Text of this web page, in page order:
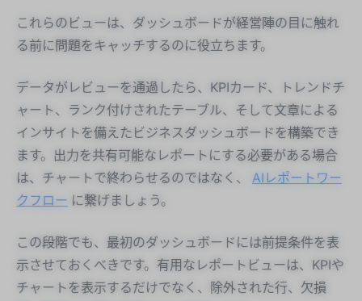
これらのビューは、ダッシュボードが経営陣の目に触れ
る前に問題をキャッチするのに役立ちます。
データがレビューを通過したら、KPIカード、トレンドチ
ャート、ランク付けされたテーブル、そして文章による
インサイトを備えたビジネスダッシュボードを構築でき
ます。出力を共有可能なレポートにする必要がある場合
は、チャートで終わらせるのではなく、
AIレポートワー
クフロー に繋げましょう。
この段階でも、最初のダッシュボードには前提条件を表
示させておくべきです。有用なレポートビューは、KPIや
チャートを表示するだけでなく、除外された行、欠損